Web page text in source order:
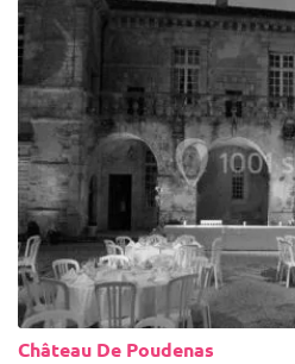
Château De Poudenas